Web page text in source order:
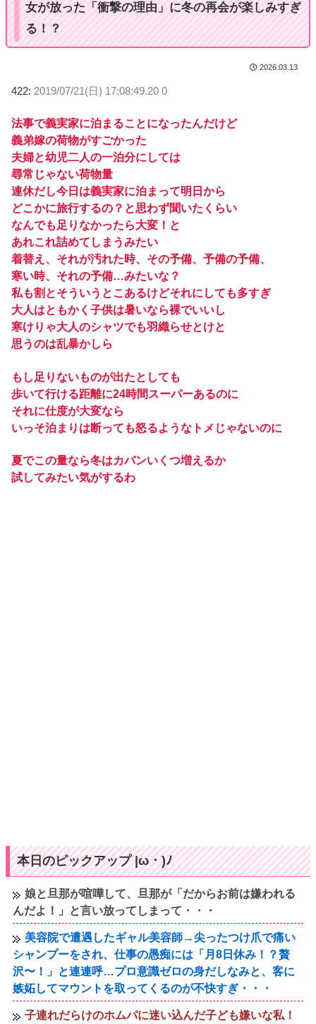
女が放った「衝撃の理由」に冬の再会が楽しみすぎ
る！？
2026.03.13
422: 2019/07/21(日) 17:08:49.20 0
法事で義実家に泊まることになったんだけど
義弟嫁の荷物がすごかった
夫婦と幼児二人の一泊分にしては
尋常じゃない荷物量
連休だし今日は義実家に泊まって明日から
どこかに旅行するの？と思わず聞いたくらい
なんでも足りなかったら大変！と
あれこれ詰めてしまうみたい
着替え、それが汚れた時、その予備、予備の予備、
寒い時、それの予備…みたいな？
私も割とそういうとこあるけどそれにしても多すぎ
大人はともかく子供は暑いなら裸でいいし
寒けりゃ大人のシャツでも羽織らせとけと
思うのは乱暴かしら
もし足りないものが出たとしても
歩いて行ける距離に24時間スーパーあるのに
それに仕度が大変なら
いっそ泊まりは断っても怒るようなトメじゃないのに
夏でこの量なら冬はカバンいくつ増えるか
試してみたい気がするわ
本日のピックアップ |ω・)ﾉ
娘と旦那が喧嘩して、旦那が「だからお前は嫌われる
んだよ！」と言い放ってしまって・・・
美容院で遭遇したギャル美容師→尖ったつけ爪で痛い
シャンプーをされ、仕事の愚痴には「月8日休み！？贅
沢〜！」と連連呼…プロ意識ゼロの身だしなみと、客に
嫉妬してマウントを取ってくるのが不快すぎ・・・
子連れだらけのホムパに迷い込んだ子ども嫌いな私！